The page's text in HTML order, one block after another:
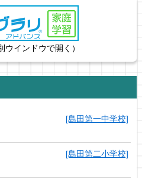
ウインドウで開く）
[島田第一中学校]
[島田第二小学校]